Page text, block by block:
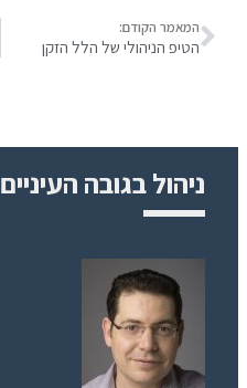
המאמר הקודם:
הטיפ הניהולי של הלל הזקן
ניהול בגובה העיניים